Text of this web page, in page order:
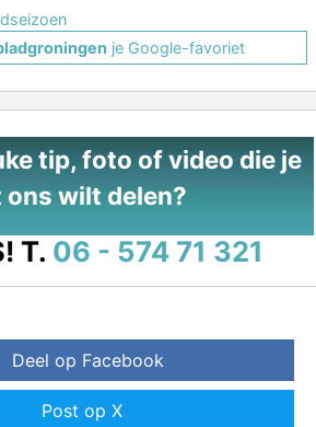
je Google-favoriet
tip, foto of video die je
ons wilt delen?
T. 06 - 574 71 321
Deel op Facebook
Post op X